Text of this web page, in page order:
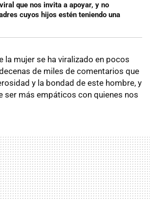
que nos invita a apoyar, y no
cuyos hijos estén teniendo una
la mujer se ha viralizado en pocos
de miles de comentarios que
y la bondad de este hombre, y
ser más empáticos con quienes nos